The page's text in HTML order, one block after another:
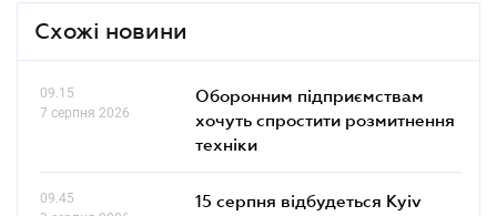
Схожі новини
09.15
7 серпня 2026
Оборонним підприємствам
хочуть спростити розмитнення
техніки
09.45
15 серпня відбудеться Kyiv